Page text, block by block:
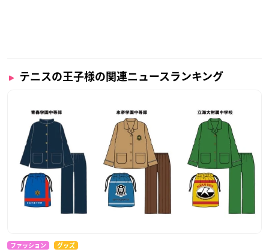
テニスの王子様の関連ニュースランキング
ファッション グッズ